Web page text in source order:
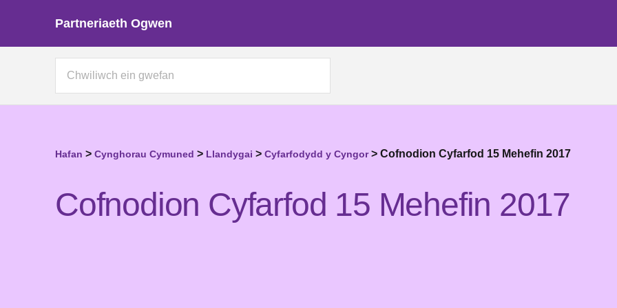
Partneriaeth Ogwen
Hafan > Cynghorau Cymuned > Llandygai > Cyfarfodydd y Cyngor> Cofnodion Cyfarfod 15 Mehefin 2017
Cofnodion Cyfarfod 15 Mehefin 2017